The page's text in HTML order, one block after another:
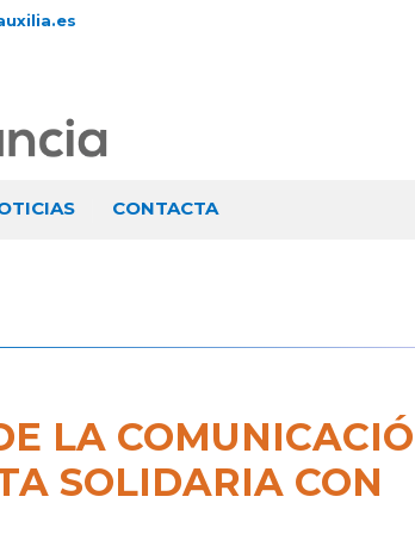
CONTACTA
LA
SOLIDARIA CON